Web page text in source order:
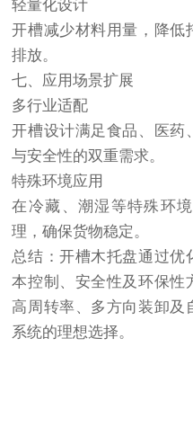
轻量化设计
开槽减少材料用量，降低
排放。
七、应用场景扩展
多行业适配
开槽设计满足食品、医药
与安全性的双重需求。
特殊环境应用
在冷藏、潮湿等特殊环
理，确保货物稳定。
总结：开槽木托盘通过优
本控制、安全性及环保性
高周转率、多方向装卸及
系统的理想选择。